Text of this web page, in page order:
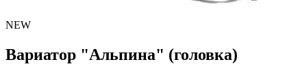
NEW
Вариатор "Альпина" (головка)